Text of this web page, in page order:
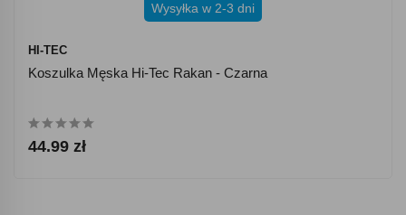
Wysyłka w 2-3 dni
HI-TEC
Koszulka Męska Hi-Tec Rakan - Czarna
44.99 zł